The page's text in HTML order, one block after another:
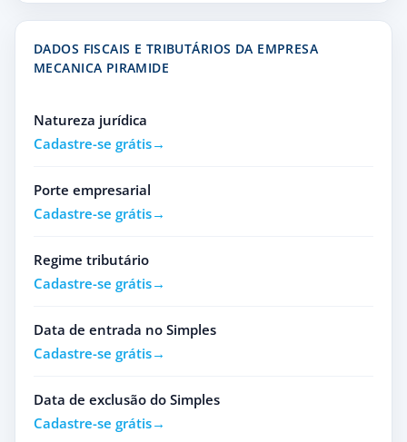
DADOS FISCAIS E TRIBUTÁRIOS DA EMPRESA
MECANICA PIRAMIDE
Natureza jurídica
Cadastre-se grátis
Porte empresarial
Cadastre-se grátis
Regime tributário
Cadastre-se grátis
Data de entrada no Simples
Cadastre-se grátis
Data de exclusão do Simples
Cadastre-se grátis